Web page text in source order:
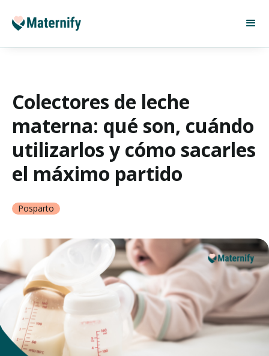
Colectores de leche
materna: qué son, cuándo
utilizarlos y cómo sacarles
el máximo partido
Posparto